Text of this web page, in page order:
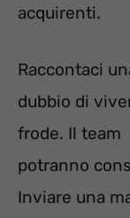
acquirenti.
Raccontaci
dubbio di
frode. Il team
potranno
Inviare una